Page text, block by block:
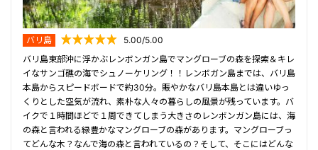
バリ島
5.00/5.00
バリ島東部沖に浮かぶレンボンガン島でマングローブの森を探索＆キレ
イなサンゴ礁の海でシュノーケリング！！レンボガン島までは、バリ島
本島からスピードボードで約30分。賑やかなバリ島本島とは違いゆっ
くりとした空気が流れ、素朴な人々の暮らしの風景が残っています。バ
イクで１時間ほどで１周できてしまう大きさのレンボンガン島には、海
の森と言われる緑豊かなマングローブの森があります。マングローブっ
てどんな木？なんで海の森と言われているの？そして、そこにはどんな